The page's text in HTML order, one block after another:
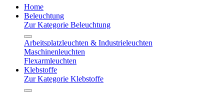
Home
Beleuchtung
Zur Kategorie Beleuchtung
Arbeitsplatzleuchten & Industrieleuchten
Maschinenleuchten
Flexarmleuchten
Klebstoffe
Zur Kategorie Klebstoffe